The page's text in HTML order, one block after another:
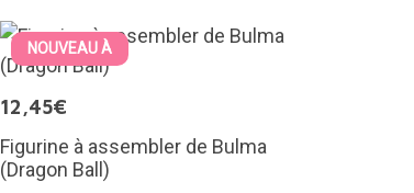
NOUVEAU À
12,45€
Figurine à assembler de Bulma
(Dragon Ball)